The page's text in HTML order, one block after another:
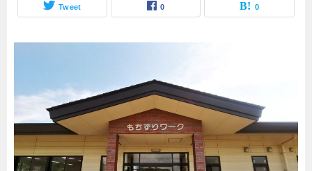
Tweet 0 0